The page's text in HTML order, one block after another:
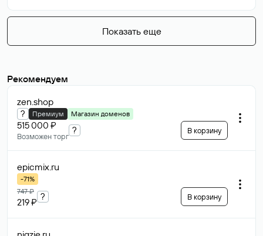
Показать еще
Рекомендуем
zen.shop
? Премиум Магазин доменов
515 000 ₽
Возможен торг
? В корзину
epicmix.ru
-71%
747 ₽
219 ₽
? В корзину